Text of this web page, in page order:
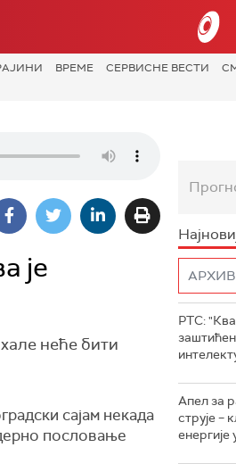
ВРЕМЕ СЕРВИСНЕ ВЕСТИ
је
неће бити
сајам некада
пословање
РТС:
Апел за
струје –